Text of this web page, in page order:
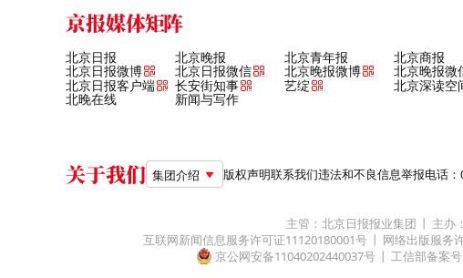
京报媒体矩阵
北京日报 北京晚报 北京青年报 北京商报
北京日报微博 北京日报微信 北京晚报微博
北京晚报微
北京日报客户端
长安街知事 艺绽 北京深读空
北晚在线 新闻与写作
关于我们 集团介绍 版权声明联系我们违法和不良信息举报电话：
主管：北京日报报业集团 主办
互联网新闻信息服务许可证11120180001号
网络出版服务
京公网安备11040202440037号
工信部备案